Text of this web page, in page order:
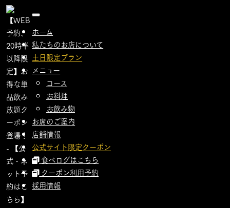
toggle
ホーム
私たちのお店について
土日限定プラン
メニュー
コース
お料理
お飲み物
お席のご案内
店舗情報
公式サイト限定クーポン
食べログはこちら
クーポン利用予約
採用情報